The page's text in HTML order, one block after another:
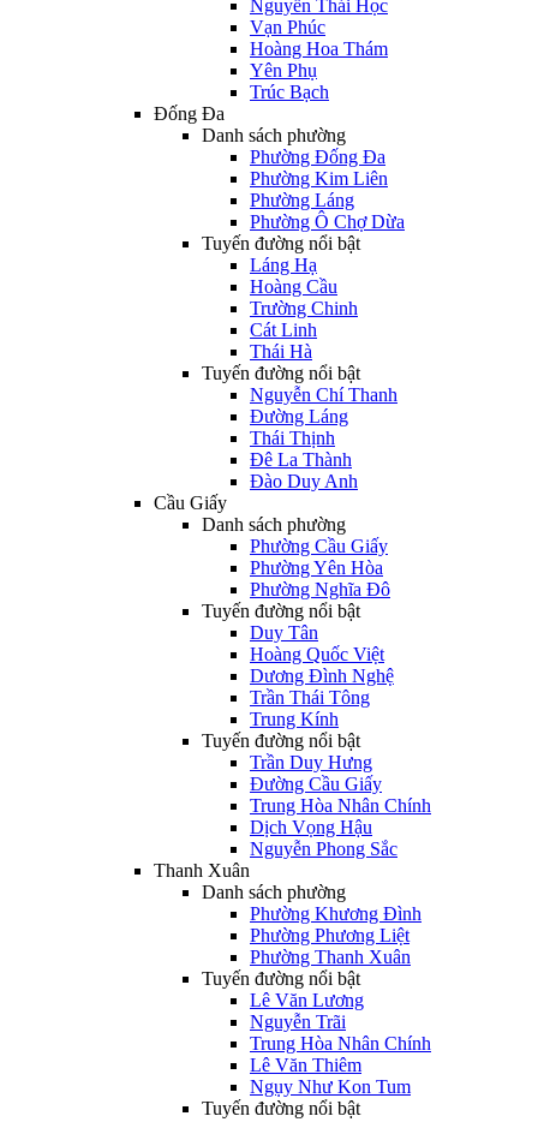
Nguyễn Thái Học
Vạn Phúc
Hoàng Hoa Thám
Yên Phụ
Trúc Bạch
Đống Đa
Danh sách phường
Phường Đống Đa
Phường Kim Liên
Phường Láng
Phường Ô Chợ Dừa
Tuyến đường nổi bật
Láng Hạ
Hoàng Cầu
Trường Chinh
Cát Linh
Thái Hà
Tuyến đường nổi bật
Nguyễn Chí Thanh
Đường Láng
Thái Thịnh
Đê La Thành
Đào Duy Anh
Cầu Giấy
Danh sách phường
Phường Cầu Giấy
Phường Yên Hòa
Phường Nghĩa Đô
Tuyến đường nổi bật
Duy Tân
Hoàng Quốc Việt
Dương Đình Nghệ
Trần Thái Tông
Trung Kính
Tuyến đường nổi bật
Trần Duy Hưng
Đường Cầu Giấy
Trung Hòa Nhân Chính
Dịch Vọng Hậu
Nguyễn Phong Sắc
Thanh Xuân
Danh sách phường
Phường Khương Đình
Phường Phương Liệt
Phường Thanh Xuân
Tuyến đường nổi bật
Lê Văn Lương
Nguyễn Trãi
Trung Hòa Nhân Chính
Lê Văn Thiêm
Ngụy Như Kon Tum
Tuyến đường nổi bật